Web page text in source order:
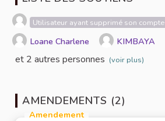
Utilisateur ayant supprimé son compte
Loane Charlene KIMBAYA
et 2 autres personnes (voir plus)
AMENDEMENTS (2)
Amendement